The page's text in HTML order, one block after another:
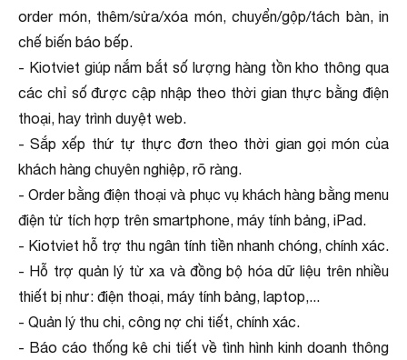
order món, thêm/sửa/xóa món, chuyển/gộp/tách bàn, in
chế biến báo bếp.
- Kiotviet giúp nắm bắt số lượng hàng tồn kho thông qua
các chỉ số được cập nhập theo thời gian thực bằng điện
thoại, hay trình duyệt web.
- Sắp xếp thứ tự thực đơn theo thời gian gọi món của
khách hàng chuyên nghiệp, rõ ràng.
- Order bằng điện thoại và phục vụ khách hàng bằng menu
điện tử tích hợp trên smartphone, máy tính bảng, iPad.
- Kiotviet hỗ trợ thu ngân tính tiền nhanh chóng, chính xác.
- Hỗ trợ quản lý từ xa và đồng bộ hóa dữ liệu trên nhiều
thiết bị như: điện thoại, máy tính bảng, laptop,...
- Quản lý thu chi, công nợ chi tiết, chính xác.
- Báo cáo thống kê chi tiết về tình hình kinh doanh thông